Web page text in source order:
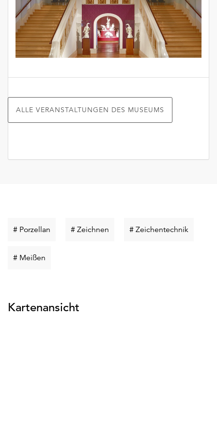
ALLE VERANSTALTUNGEN DES MUSEUMS
# Porzellan Schlüsselwort
# Zeichnen Schlüsselwort
# Zeichentechnik
# Meißen
Kartenansicht